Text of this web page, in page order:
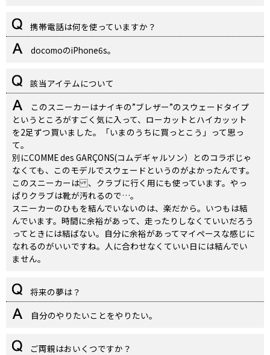
携帯電話は何を使っていますか？
docomoのiPhone6s。
該当アイテムについて
このスニーカーはナイキの”ブレザー”のスウェードタイプ
というところがすごく気に入って、ローカットとハイカッット
を2足ずつ買いました。「いまのうちに買っとこう」って思っ
て。
別にCOMME des GARÇONS(コムデギャルソン）とのコラボじゃ
なくても、このモデルでスウェードというのがよかったんです。
このスニーカーは 、クラブに行く用にも使っています。やっ
ぱりクラブは靴が汚れるので…。
スニーカーのひもを結んでいないのは、楽だから。いつもは結
んでいます。時間に余裕があって、走ったりしなくていいだろう
ってときには結ばない。自分に余裕があってマイペースな感じに
なれるのがいいですね。人に合わせなくていい日には結んでい
ません。
将来の夢は？
自分のやりたいことをやりたい。
ご両親はおいくつですか？